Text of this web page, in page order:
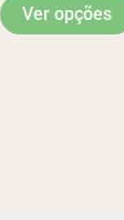
Ver opções